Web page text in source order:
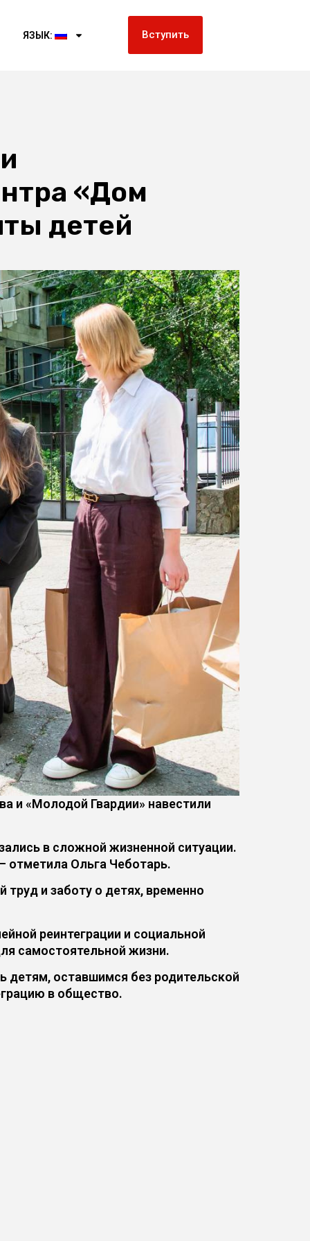
ЯЗЫК: Вступить
«Дом
детей
и «Молодой Гвардии» навестили
в сложной жизненной ситуации.
отметила Ольга Чеботарь.
и заботу о детях, временно
реинтеграции и социальной
самостоятельной жизни.
оставшимся без родительской
в общество.